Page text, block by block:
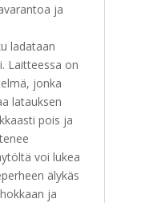
ja
ladataan
Laitteessa on
jonka
latauksen
pois ja
voi lukea
älykäs
ja